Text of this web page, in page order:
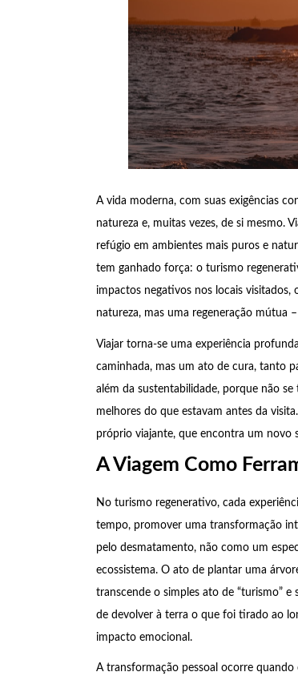
A vida moderna, com suas exigências
natureza e, muitas vezes, de si mesmo.
refúgio em ambientes mais puros e
tem ganhado força: o turismo
impactos negativos nos locais
natureza, mas uma regeneração mútua
Viajar torna-se uma experiência
caminhada, mas um ato de cura, tanto
além da sustentabilidade, porque não
melhores do que estavam antes da
próprio viajante, que encontra um novo
A Viagem Como
No turismo regenerativo, cada
tempo, promover uma transformação
pelo desmatamento, não como um
ecossistema. O ato de plantar uma
transcende o simples ato de “turismo”
de devolver à terra o que foi tirado ao
impacto emocional.
A transformação pessoal ocorre